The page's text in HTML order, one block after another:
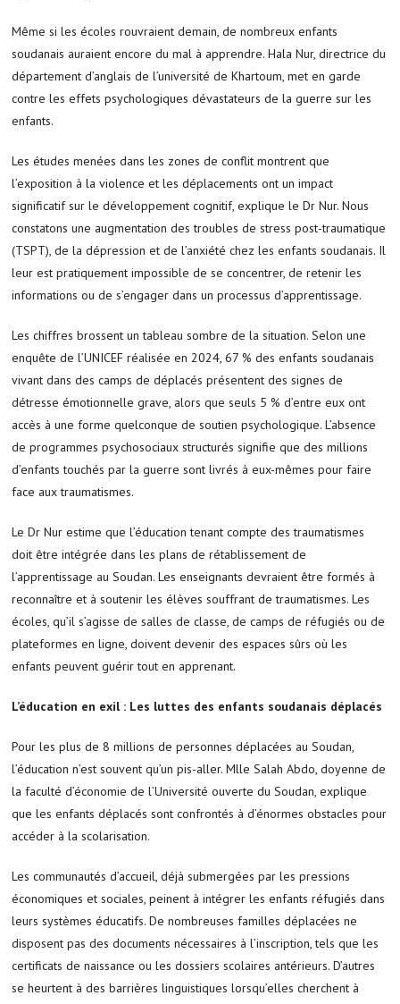
Même si les écoles rouvraient demain, de nombreux enfants
soudanais auraient encore du mal à apprendre. Hala Nur, directrice du
département d’anglais de l’université de Khartoum, met en garde
contre les effets psychologiques dévastateurs de la guerre sur les
enfants.
Les études menées dans les zones de conflit montrent que
l’exposition à la violence et les déplacements ont un impact
significatif sur le développement cognitif, explique le Dr Nur. Nous
constatons une augmentation des troubles de stress post-traumatique
(TSPT), de la dépression et de l’anxiété chez les enfants soudanais. Il
leur est pratiquement impossible de se concentrer, de retenir les
informations ou de s’engager dans un processus d’apprentissage.
Les chiffres brossent un tableau sombre de la situation. Selon une
enquête de l’UNICEF réalisée en 2024, 67 % des enfants soudanais
vivant dans des camps de déplacés présentent des signes de
détresse émotionnelle grave, alors que seuls 5 % d’entre eux ont
accès à une forme quelconque de soutien psychologique. L’absence
de programmes psychosociaux structurés signifie que des millions
d’enfants touchés par la guerre sont livrés à eux-mêmes pour faire
face aux traumatismes.
Le Dr Nur estime que l’éducation tenant compte des traumatismes
doit être intégrée dans les plans de rétablissement de
l’apprentissage au Soudan. Les enseignants devraient être formés à
reconnaître et à soutenir les élèves souffrant de traumatismes. Les
écoles, qu’il s’agisse de salles de classe, de camps de réfugiés ou de
plateformes en ligne, doivent devenir des espaces sûrs où les
enfants peuvent guérir tout en apprenant.
L’éducation en exil : Les luttes des enfants soudanais déplacés
Pour les plus de 8 millions de personnes déplacées au Soudan,
l’éducation n’est souvent qu’un pis-aller. Mlle Salah Abdo, doyenne de
la faculté d’économie de l’Université ouverte du Soudan, explique
que les enfants déplacés sont confrontés à d’énormes obstacles pour
accéder à la scolarisation.
Les communautés d’accueil, déjà submergées par les pressions
économiques et sociales, peinent à intégrer les enfants réfugiés dans
leurs systèmes éducatifs. De nombreuses familles déplacées ne
disposent pas des documents nécessaires à l’inscription, tels que les
certificats de naissance ou les dossiers scolaires antérieurs. D’autres
se heurtent à des barrières linguistiques lorsqu’elles cherchent à